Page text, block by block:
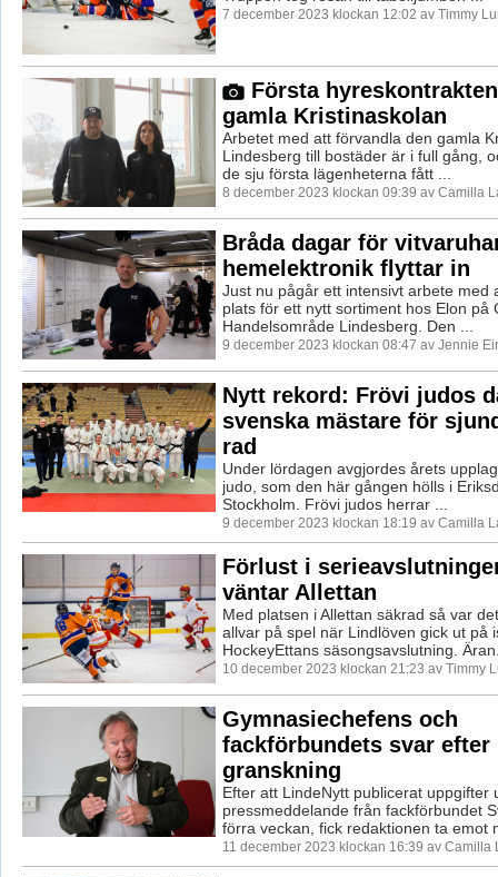
7 december 2023 klockan 12:02 av Timmy
Första
gamla Kristinaskolan
Arbetet med att förvandla den gamla
Lindesberg till bostäder är i full gång,
de sju första lägenheterna fått ...
8 december 2023 klockan 09:39 av Camilla
Bråda dagar för
hemelektronik flyttar in
Just nu pågår ett intensivt arbete med
plats för ett nytt sortiment hos Elon på
Handelsområde Lindesberg. Den ...
9 december 2023 klockan 08:47 av Jennie
Nytt rekord: Frövi judos
svenska mästare för
rad
Under lördagen avgjordes årets
judo, som den här gången hölls i
Stockholm. Frövi judos herrar ...
9 december 2023 klockan 18:19 av Camilla
Förlust i
väntar Allettan
Med platsen i Allettan säkrad så var
allvar på spel när Lindlöven gick ut på
HockeyEttans säsongsavslutning.
10 december 2023 klockan 21:23 av Timmy
Gymnasiechefens och
fackförbundets svar
granskning
Efter att LindeNytt publicerat uppgifter
pressmeddelande från fackförbundet
förra veckan, fick redaktionen ta emot
11 december 2023 klockan 16:39 av Camilla